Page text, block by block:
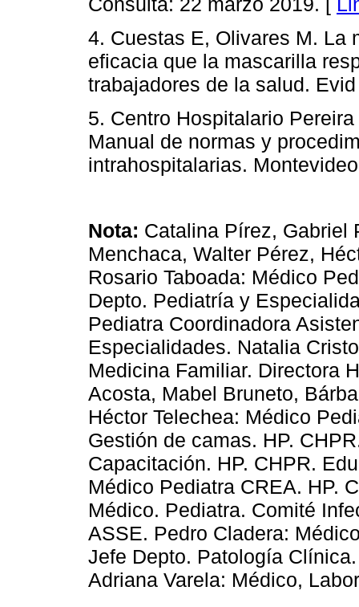
4. Cuestas E, Olivares M. La
eficacia que la mascarilla
trabajadores de la salud.
5. Centro Hospitalario
Manual de normas y
intrahospitalarias.
Nota: Catalina Pírez, Gabriel
Menchaca, Walter Pérez,
Rosario Taboada: Médico
Depto. Pediatría y
Pediatra Coordinadora
Especialidades. Natalia
Medicina Familiar. Directora
Acosta, Mabel Bruneto,
Héctor Telechea: Médico
Gestión de camas. HP.
Capacitación. HP. CHPR.
Médico Pediatra CREA. HP.
Médico. Pediatra. Comité
ASSE. Pedro Cladera:
Jefe Depto. Patología
Adriana Varela: Médico,